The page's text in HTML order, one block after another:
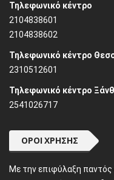
Τηλεφωνικό κέντρο
2104838601
2104838602
Τηλεφωνικό κέντρο
2310512601
Τηλεφωνικό κέντρο
2541026717
ΌΡΟΙ ΧΡΉΣΗΣ
Mε την επιφύλαξη